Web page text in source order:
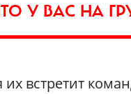
У ВАС НА
встретит